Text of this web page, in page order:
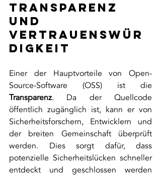
Transparenz
und
Vertrauenswür
digkeit
Einer der Hauptvorteile von Open-
Transparenz. Da der Quellcode
öffentlich zugänglich ist, kann er von
Sicherheitsforschern, Entwicklern und
der breiten Gemeinschaft überprüft
werden. Dies sorgt dafür, dass
potenzielle Sicherheitslücken schneller
entdeckt und geschlossen werden